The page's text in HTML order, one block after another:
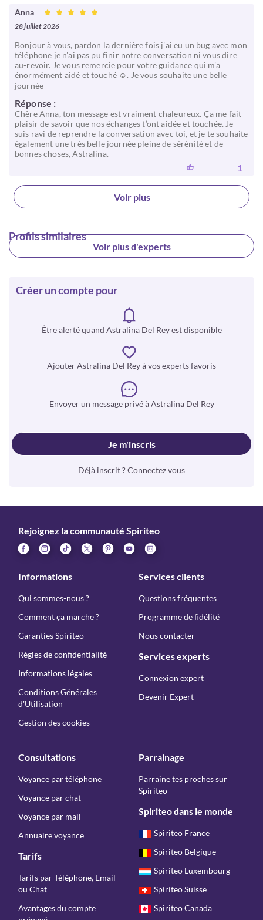
Anna
28 juillet 2026
Bonjour à vous, pardon la dernière fois j'ai eu un bug avec mon
téléphone je n'ai pas pu finir notre conversation ni vous dire
au-revoir. Je vous remercie pour votre guidance qui m'a
énormément aidé et touché ☺️. Je vous souhaite une belle
journée
Réponse :
Chère Anna, ton message est vraiment chaleureux. Ça me fait
plaisir de savoir que nos échanges t’ont aidée et touchée. Je
suis ravi de reprendre la conversation avec toi, et je te souhaite
également une très belle journée pleine de sérénité et de
bonnes choses, Astralina.
1
Voir plus
Profils similaires
Voir plus d'experts
Créer un compte pour
Être alerté quand Astralina Del Rey est disponible
Ajouter Astralina Del Rey à vos experts favoris
Envoyer un message privé à Astralina Del Rey
Je m'inscris
Déjà inscrit ? Connectez vous
Rejoignez la communauté Spiriteo
Informations
Qui sommes-nous ?
Comment ça marche ?
Garanties Spiriteo
Règles de confidentialité
Informations légales
Conditions Générales
d'Utilisation
Gestion des cookies
Services clients
Questions fréquentes
Programme de fidélité
Nous contacter
Services experts
Connexion expert
Devenir Expert
Consultations
Voyance par téléphone
Voyance par chat
Voyance par mail
Annuaire voyance
Tarifs
Tarifs par Téléphone, Email
ou Chat
Avantages du compte
Parrainage
Parraine tes proches sur
Spiriteo
Spiriteo dans le monde
Spiriteo France
Spiriteo Belgique
Spiriteo Luxembourg
Spiriteo Suisse
Spiriteo Canada